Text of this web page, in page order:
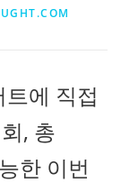
에 직접
, 총
한 이번